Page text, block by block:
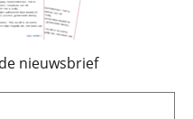
nieuwsbrief
mail